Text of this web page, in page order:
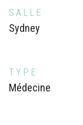
SALLE
Sydney
TYPE
Médecine